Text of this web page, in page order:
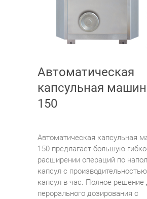
Автоматическая
капсульная
150
Автоматическая капсульная
150 предлагает большую
расширении операций по
капсул с
капсул в час. Полное решение
перорального дозирования с